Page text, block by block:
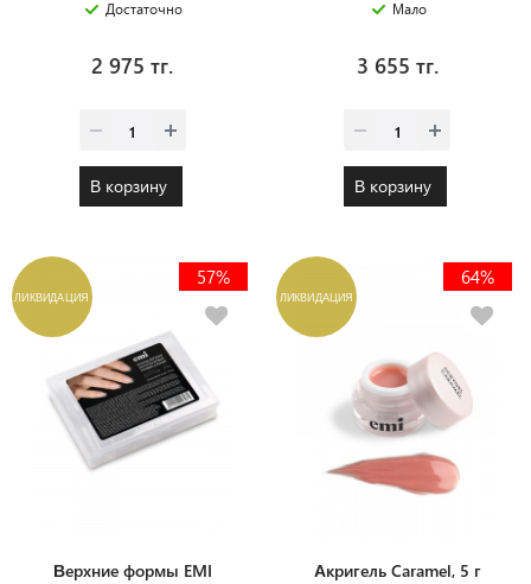
Достаточно
2 975 тг.
В корзину
Мало
3 655 тг.
В корзину
ЛИКВИДАЦИЯ
57%
Верхние формы EMI
ЛИКВИДАЦИЯ
64%
Акригель Caramel, 5 г